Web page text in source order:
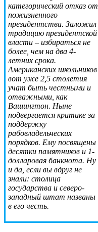
категорический отказ от
пожизненного
президентства. Заложил
традицию президентской
власти – избираться не
более, чем на два 4-
летних срока.
Американских школьников
вот уже 2,5 столетия
учат быть честными и
отважными, как
Вашингтон. Ныне
подвергается критике за
поддержку
рабовладельческих
порядков. Ему посвящены
десятки памятников и 1-
долларовая банкнота. Ну
и да, если вы вдруг не
знали: столица
государства и северо-
западный штат названы
в его честь.